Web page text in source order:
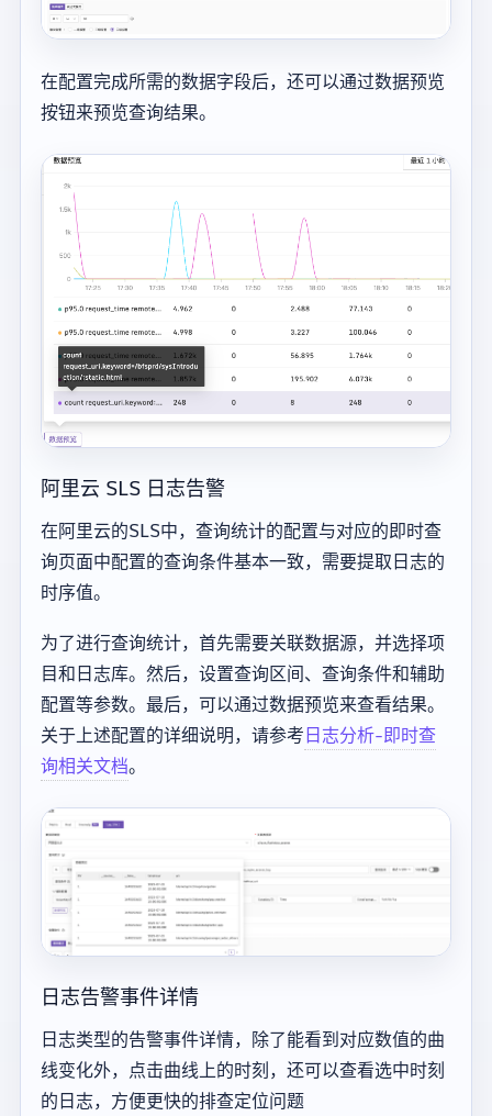
在配置完成所需的数据字段后，还可以通过数据预览
按钮来预览查询结果。
阿里云 SLS 日志告警
在阿里云的SLS中，查询统计的配置与对应的即时查
询页面中配置的查询条件基本一致，需要提取日志的
时序值。
为了进行查询统计，首先需要关联数据源，并选择项
目和日志库。然后，设置查询区间、查询条件和辅助
配置等参数。最后，可以通过数据预览来查看结果。
关于上述配置的详细说明，请参考日志分析-即时查
询相关文档。
日志告警事件详情
日志类型的告警事件详情，除了能看到对应数值的曲
线变化外，点击曲线上的时刻，还可以查看选中时刻
的日志，方便更快的排查定位问题